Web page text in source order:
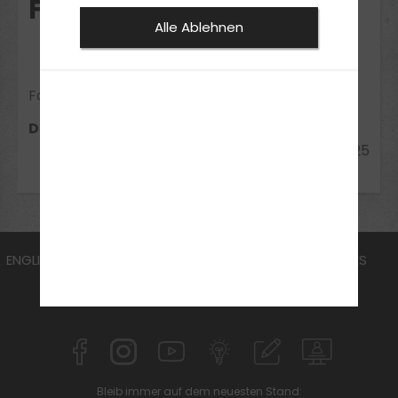
FAHRLEHRER (M/W/D)
Fahrschule Lehmann
Dresden
13.11.2025
ENGLISH
AKTUELLES
Bleib immer auf dem neuesten Stand:
Alle Ablehnen